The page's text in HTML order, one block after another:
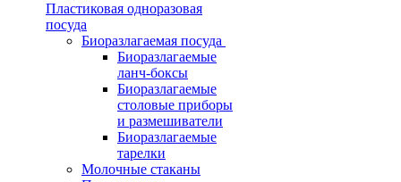
Пластиковая одноразовая
посуда
Биоразлагаемая посуда
Биоразлагаемые
ланч-боксы
Биоразлагаемые
столовые приборы
и размешиватели
Биоразлагаемые
тарелки
Молочные стаканы